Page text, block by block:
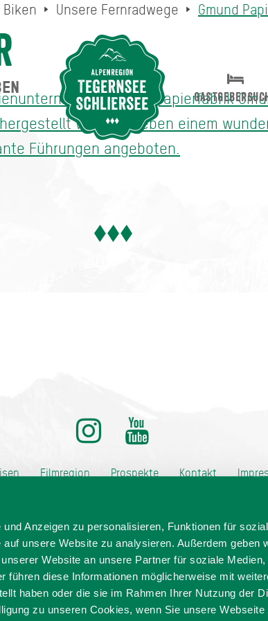
Anzeigen zu personalisieren, Funktionen für
unsere Website zu analysieren. Außerdem geben
Website an unsere Partner für soziale Medien,
führen diese Informationen möglicherweise mit
haben oder die sie im Rahmen Ihrer Nutzung der
zu unseren Cookies, wenn Sie unsere Webseite
Biken Unsere Fernradwege Gmund
Büttenpapierfabrik
werden. Neben einem
Führungen angeboten.
Filmregion Prospekte Kontakt
abschicken